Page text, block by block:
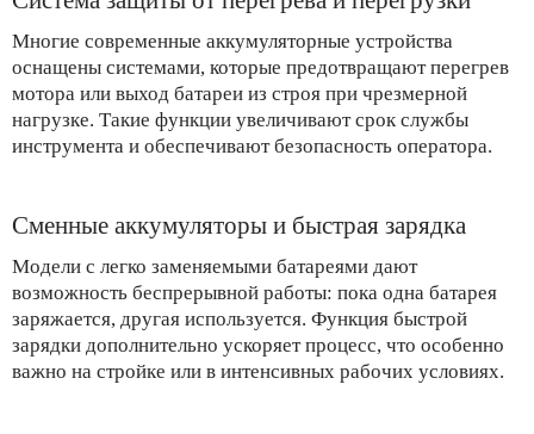
Многие современные аккумуляторные устройства
оснащены системами, которые предотвращают перегрев
мотора или выход батареи из строя при чрезмерной
нагрузке. Такие функции увеличивают срок службы
инструмента и обеспечивают безопасность оператора.
Сменные аккумуляторы и быстрая зарядка
Модели с легко заменяемыми батареями дают
возможность беспрерывной работы: пока одна батарея
заряжается, другая используется. Функция быстрой
зарядки дополнительно ускоряет процесс, что особенно
важно на стройке или в интенсивных рабочих условиях.